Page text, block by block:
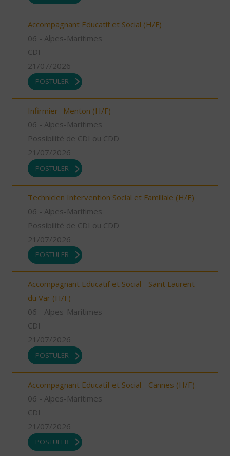
Accompagnant Educatif et Social (H/F)
06 - Alpes-Maritimes
CDI
21/07/2026
POSTULER
Infirmier- Menton (H/F)
06 - Alpes-Maritimes
Possibilité de CDI ou CDD
21/07/2026
POSTULER
Technicien Intervention Social et Familiale (H/F)
06 - Alpes-Maritimes
Possibilité de CDI ou CDD
21/07/2026
POSTULER
Accompagnant Educatif et Social - Saint Laurent
du Var (H/F)
06 - Alpes-Maritimes
CDI
21/07/2026
POSTULER
Accompagnant Educatif et Social - Cannes (H/F)
06 - Alpes-Maritimes
CDI
21/07/2026
POSTULER